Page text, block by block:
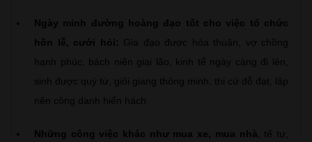
Ngày minh đường hoàng đạo tốt cho việc tổ chức
hôn lễ, cưới hỏi: Gia đạo được hòa thuận, vợ chồng
hạnh phúc, bách niên giai lão, kinh tế ngày càng đi lên,
sinh được quý từ, giỏi giang thông minh, thi cử đỗ đạt, lập
nên công danh hiển hách
Những công việc khác như mua xe, mua nhà
, tế tự,